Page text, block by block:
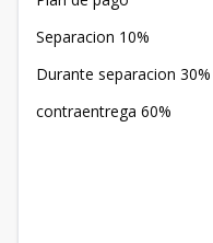
Separacion 10%
Durante separacion 30%
contraentrega 60%